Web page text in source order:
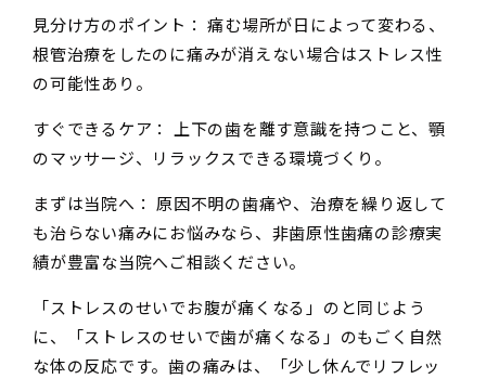
見分け方のポイント： 痛む場所が日によって変わる、
根管治療をしたのに痛みが消えない場合はストレス性
の可能性あり。
すぐできるケア： 上下の歯を離す意識を持つこと、顎
のマッサージ、リラックスできる環境づくり。
まずは当院へ： 原因不明の歯痛や、治療を繰り返して
も治らない痛みにお悩みなら、非歯原性歯痛の診療実
績が豊富な当院へご相談ください。
「ストレスのせいでお腹が痛くなる」のと同じよう
に、「ストレスのせいで歯が痛くなる」のもごく自然
な体の反応です。歯の痛みは、「少し休んでリフレッ